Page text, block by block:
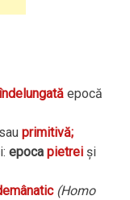
epocă
sau primitivă;
epocapietrei şi
(Homo